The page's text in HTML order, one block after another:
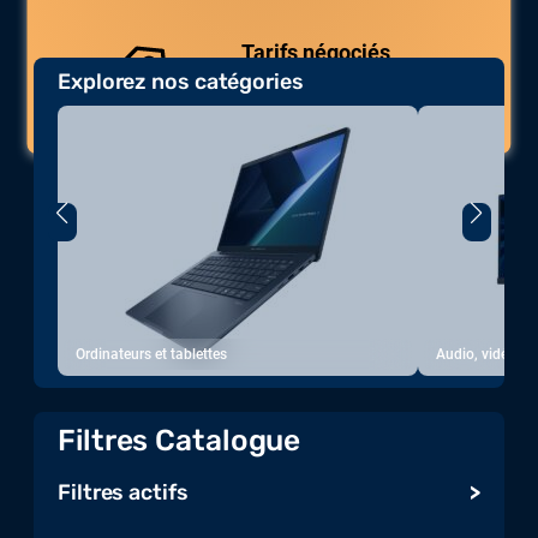
Explorez nos catégories
Ordinateurs et tablettes Audio, vidéo,
Filtres Catalogue
Filtres actifs
Tarifs négociés
Des prix compétitifs adaptés aux